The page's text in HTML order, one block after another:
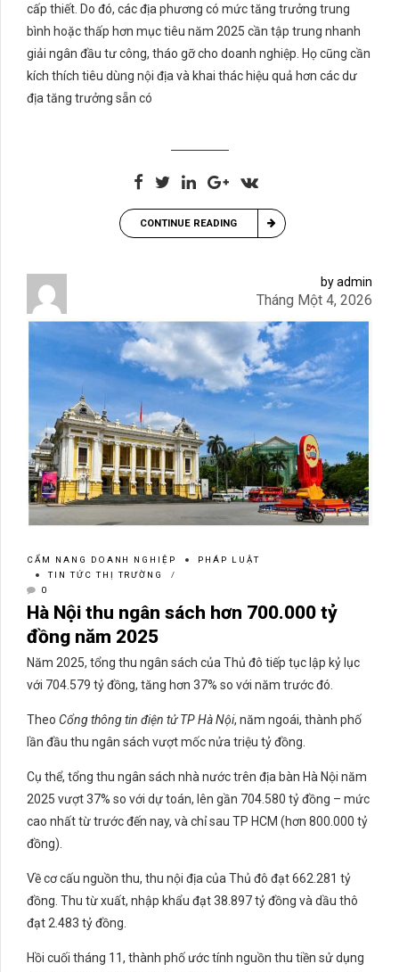
cấp thiết. Do đó, các địa phương có mức tăng trưởng trung
bình hoặc thấp hơn mục tiêu năm 2025 cần tập trung nhanh
giải ngân đầu tư công, tháo gỡ cho doanh nghiệp. Họ cũng cần
kích thích tiêu dùng nội địa và khai thác hiệu quả hơn các dư
địa tăng trưởng sẵn có
CONTINUE READING
by admin
Tháng Một 4, 2026
CẨM NANG DOANH NGHIỆP
PHÁP LUẬT
TIN TỨC THỊ TRƯỜNG
0
Hà Nội thu ngân sách hơn 700.000 tỷ
đồng năm 2025
Năm 2025, tổng thu ngân sách của Thủ đô tiếp tục lập kỷ lục
với 704.579 tỷ đồng, tăng hơn 37% so với năm trước đó.
Theo Cổng thông tin điện tử TP Hà Nội, năm ngoái, thành phố
lần đầu thu ngân sách vượt mốc nửa triệu tỷ đồng.
Cụ thể, tổng thu ngân sách nhà nước trên địa bàn Hà Nội năm
2025 vượt 37% so với dự toán, lên gần 704.580 tỷ đồng – mức
cao nhất từ trước đến nay, và chỉ sau TP HCM (hơn 800.000 tỷ
đồng).
Về cơ cấu nguồn thu, thu nội địa của Thủ đô đạt 662.281 tỷ
đồng. Thu từ xuất, nhập khẩu đạt 38.897 tỷ đồng và dầu thô
đạt 2.483 tỷ đồng.
Hồi cuối tháng 11, thành phố ước tính nguồn thu tiền sử dụng